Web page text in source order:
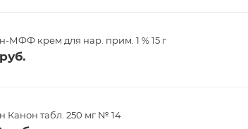
МФФ крем для нар. прим. 1 % 15 г
Канон табл. 250 мг № 14